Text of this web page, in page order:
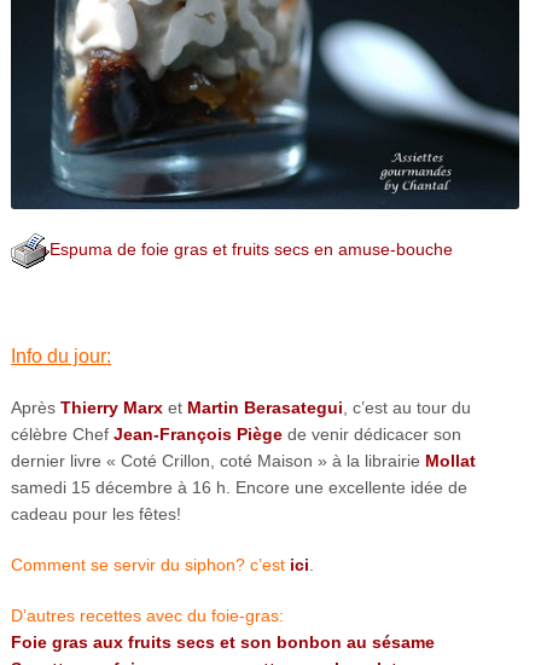
Espuma de foie gras et fruits secs en amuse-bouche
Info du jour:
Après Thierry Marxet Martin Berasategui , c’est au tour du
célèbre Chef Jean-François Piègede venir dédicacer son
dernier livre « Coté Crillon, coté Maison » à la librairie Mollat
samedi 15 décembre à 16 h. Encore une excellente idée de
cadeau pour les fêtes!
Comment se servir du siphon? c’est ici
D’autres recettes avec du foie-gras:
Foie gras aux fruits secs et son bonbon au sésame